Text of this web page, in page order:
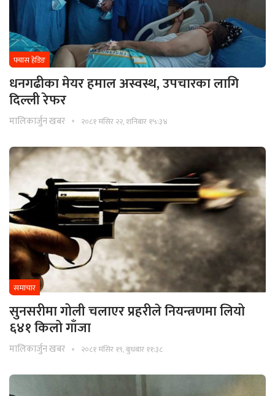
फ्यास हेडिङ
धनगढीका मेयर हमाल अस्वस्थ, उपचारका लागि
दिल्ली रेफर
मालिकार्जुन खबर २०८१ मंसिर २२, शनिबार १५:३४
समाचार
सुनसरीमा गोली चलाएर प्रहरीले नियन्त्रणमा लियो
६४१ किलो गाँजा
मालिकार्जुन खबर २०८१ मंसिर १९, बुधबार ११:३८